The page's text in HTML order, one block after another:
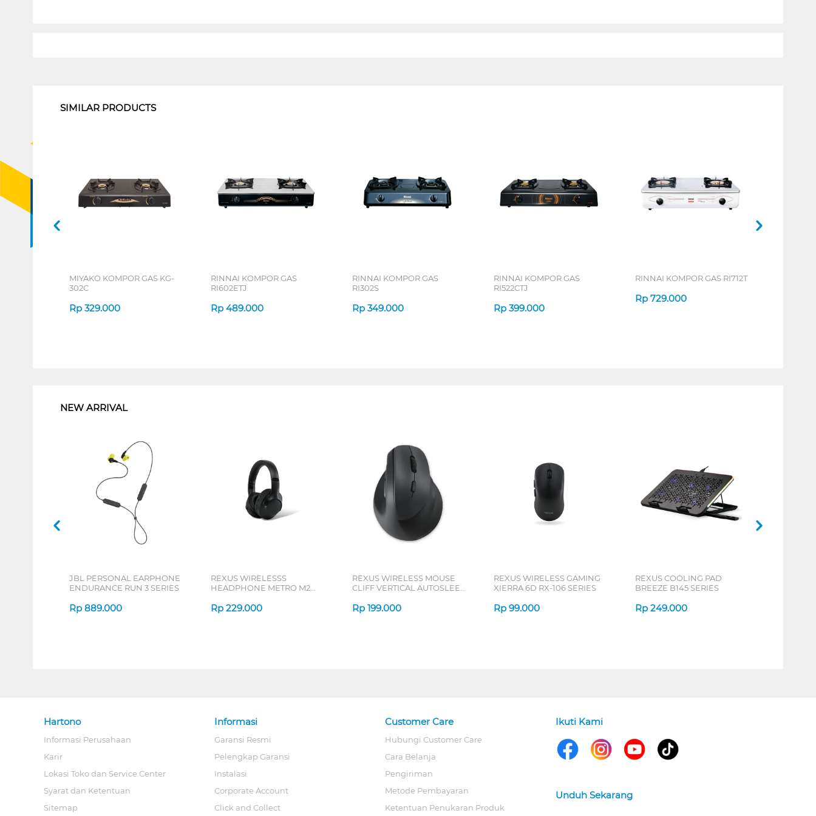
SIMILAR PRODUCTS
MIYAKO KOMPOR GAS KG-
302C
Rp 329.000
RINNAI KOMPOR GAS
RI602ETJ
Rp 489.000
RINNAI KOMPOR GAS
RI302S
Rp 349.000
RINNAI KOMPOR GAS
RI522CTJ
Rp 399.000
RINNAI KOMPOR GAS RI712T
Rp 729.000
NEW ARRIVAL
JBL PERSONAL EARPHONE
ENDURANCE RUN 3 SERIES
Rp 889.000
REXUS WIRELESSS
HEADPHONE METRO M2
Rp 229.000
REXUS WIRELESS MOUSE
CLIFF VERTICAL AUTOSLEEP
Rp 199.000
REXUS WIRELESS GAMING
XIERRA 6D RX-106 SERIES
Rp 99.000
REXUS COOLING PAD
BREEZE B145 SERIES
Rp 249.000
Hartono
Informasi Perusahaan
Karir
Lokasi Toko dan Service Center
Syarat dan Ketentuan
Sitemap
Informasi
Garansi Resmi
Pelengkap Garansi
Instalasi
Corporate Account
Click and Collect
Customer Care
Hubungi Customer Care
Cara Belanja
Pengiriman
Metode Pembayaran
Ketentuan Penukaran Produk
Ikuti Kami
Unduh Sekarang